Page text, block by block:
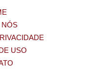
NÓS
USO